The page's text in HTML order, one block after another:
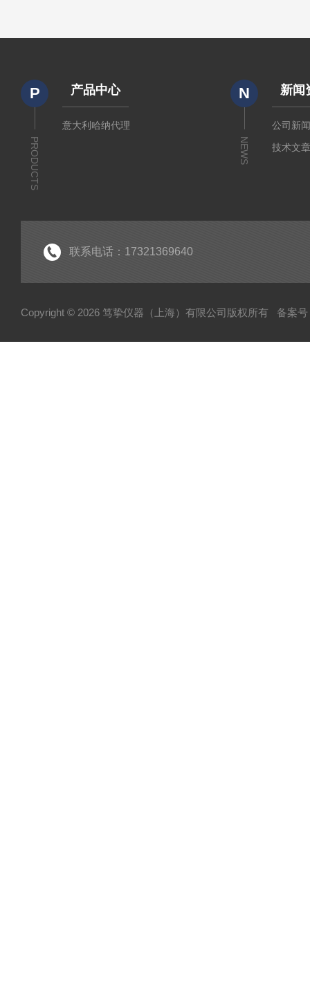
P
PRODUCTS
产品中心
意大利哈纳代理
N
NEWS
新闻
公司新
技术文
联系电话：17321369640
Copyright © 2026 笃挚仪器（上海）有限公司版权所有 备案号